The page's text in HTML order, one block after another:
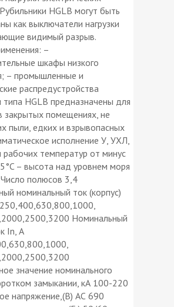
HGLB могут быть
как выключатели нагрузки
видимый разрыв.
–
шкафы низкого
– промышленные и
распредустройства
типа HGLB предназначены для
закрытых помещениях, не
пыли, едких и взрывопасных
исполнение У, УХЛ,
рабочих температур от минус
– высота над уровнем моря
полюсов 3,4
номинальный ток (корпус)
Номинальный
In, А
значение номинального
замыкании, кА 100-220
напряжение,(В) АС 690